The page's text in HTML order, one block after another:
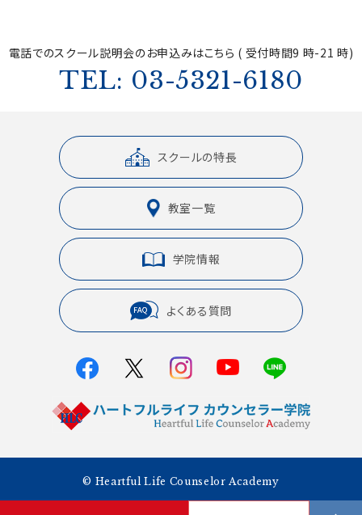
電話でのスクール説明会のお申込みはこちら ( 受付時間9 時-21 時)
TEL: 03-5321-6180
スクールの特長
教室一覧
学院情報
よくある質問
© Heartful Life Counselor Academy